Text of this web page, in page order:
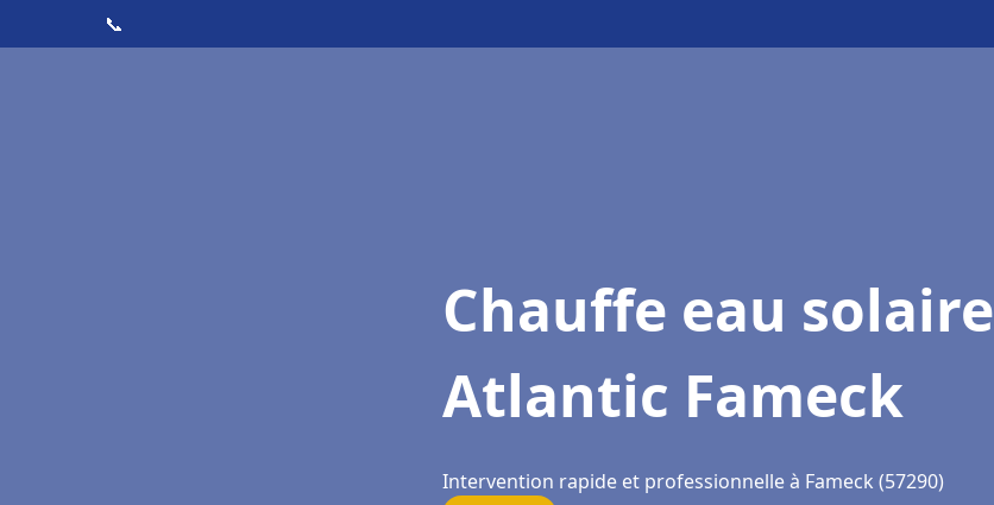
📞
Chauffe eau solaire
Atlantic Fameck
Intervention rapide et professionnelle à Fameck (57290)